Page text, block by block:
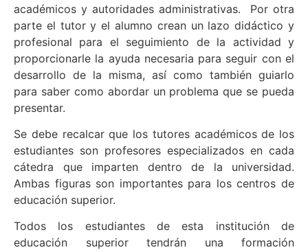
académicos y autoridades administrativas. Por otra
parte el tutor y el alumno crean un lazo didáctico y
profesional para el seguimiento de la actividad y
proporcionarle la ayuda necesaria para seguir con el
desarrollo de la misma, así como también guiarlo
para saber como abordar un problema que se pueda
presentar.
Se debe recalcar que los tutores académicos de los
estudiantes son profesores especializados en cada
cátedra que imparten dentro de la universidad.
Ambas figuras son importantes para los centros de
educación superior.
Todos los estudiantes de esta institución de
educación superior tendrán una formación